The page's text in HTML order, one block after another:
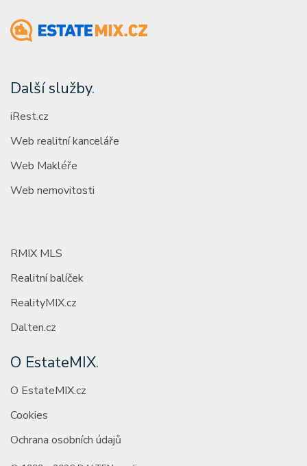
Další služby.
iRest.cz
Web realitní kanceláře
Web Makléře
Web nemovitosti
RMIX MLS
Realitní balíček
RealityMIX.cz
Dalten.cz
O EstateMIX.
O EstateMIX.cz
Cookies
Ochrana osobních údajů